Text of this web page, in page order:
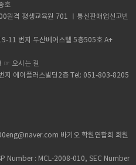
호
격 평생교육원 701 ㅣ통신판매업신고번
11 번지 두산베어스텔 5층505호 A+
☞ 오시는 길
지 에이플러스빌딩2층 Tel: 051-803-8205
바기오 학원연합회 회원
Number : MCL-2008-010, SEC Number